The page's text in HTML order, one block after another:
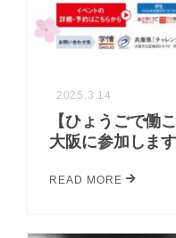
2025.3.14
【ひょうごで働
大阪に参加します
READ MORE